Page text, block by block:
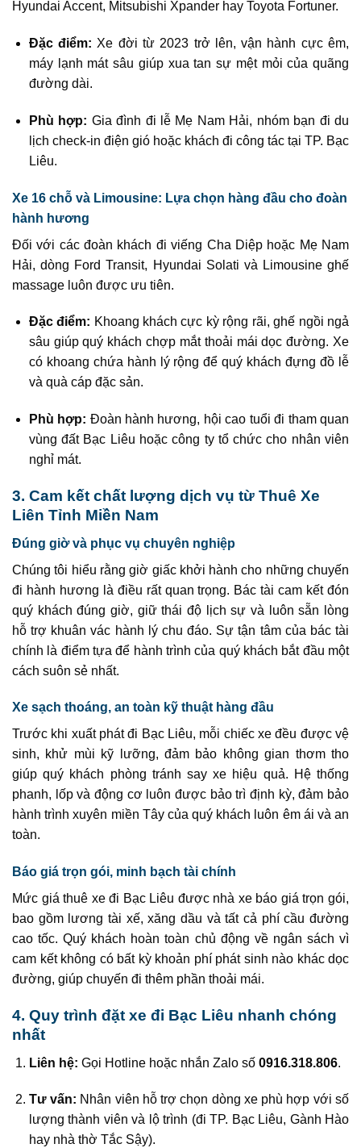
Hyundai Accent, Mitsubishi Xpander hay Toyota Fortuner.
Đặc điểm: Xe đời từ 2023 trở lên, vận hành cực êm,
máy lạnh mát sâu giúp xua tan sự mệt mỏi của quãng
đường dài.
Phù hợp: Gia đình đi lễ Mẹ Nam Hải, nhóm bạn đi du
lịch check-in điện gió hoặc khách đi công tác tại TP. Bạc
Liêu.
Xe 16 chỗ và Limousine: Lựa chọn hàng đầu cho đoàn
hành hương
Đối với các đoàn khách đi viếng Cha Diệp hoặc Mẹ Nam
Hải, dòng Ford Transit, Hyundai Solati và Limousine ghế
massage luôn được ưu tiên.
Đặc điểm: Khoang khách cực kỳ rộng rãi, ghế ngồi ngả
sâu giúp quý khách chợp mắt thoải mái dọc đường. Xe
có khoang chứa hành lý rộng để quý khách đựng đồ lễ
và quà cáp đặc sản.
Phù hợp: Đoàn hành hương, hội cao tuổi đi tham quan
vùng đất Bạc Liêu hoặc công ty tổ chức cho nhân viên
nghỉ mát.
3. Cam kết chất lượng dịch vụ từ Thuê Xe
Liên Tỉnh Miền Nam
Đúng giờ và phục vụ chuyên nghiệp
Chúng tôi hiểu rằng giờ giấc khởi hành cho những chuyến
đi hành hương là điều rất quan trọng. Bác tài cam kết đón
quý khách đúng giờ, giữ thái độ lịch sự và luôn sẵn lòng
hỗ trợ khuân vác hành lý chu đáo. Sự tận tâm của bác tài
chính là điểm tựa để hành trình của quý khách bắt đầu một
cách suôn sẻ nhất.
Xe sạch thoáng, an toàn kỹ thuật hàng đầu
Trước khi xuất phát đi Bạc Liêu, mỗi chiếc xe đều được vệ
sinh, khử mùi kỹ lưỡng, đảm bảo không gian thơm tho
giúp quý khách phòng tránh say xe hiệu quả. Hệ thống
phanh, lốp và động cơ luôn được bảo trì định kỳ, đảm bảo
hành trình xuyên miền Tây của quý khách luôn êm ái và an
toàn.
Báo giá trọn gói, minh bạch tài chính
Mức giá thuê xe đi Bạc Liêu được nhà xe báo giá trọn gói,
bao gồm lương tài xế, xăng dầu và tất cả phí cầu đường
cao tốc. Quý khách hoàn toàn chủ động về ngân sách vì
cam kết không có bất kỳ khoản phí phát sinh nào khác dọc
đường, giúp chuyến đi thêm phần thoải mái.
4. Quy trình đặt xe đi Bạc Liêu nhanh chóng
nhất
Liên hệ: Gọi Hotline hoặc nhắn Zalo số 0916.318.806.
Tư vấn: Nhân viên hỗ trợ chọn dòng xe phù hợp với số
lượng thành viên và lộ trình (đi TP. Bạc Liêu, Gành Hào
hay nhà thờ Tắc Sậy).